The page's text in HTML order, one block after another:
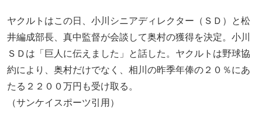
ヤクルトはこの日、小川シニアディレクター（ＳＤ）と松
井編成部長、真中監督が会談して奥村の獲得を決定。小川
ＳＤは「巨人に伝えました」と話した。ヤクルトは野球協
約により、奥村だけでなく、相川の昨季年俸の２０％にあ
たる２２００万円も受け取る。
（サンケイスポーツ引用）